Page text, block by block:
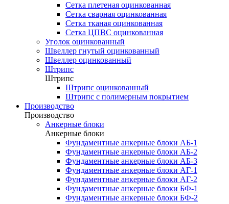
Сетка плетеная оцинкованная
Сетка сварная оцинкованная
Сетка тканая оцинкованная
Сетка ЦПВС оцинкованная
Уголок оцинкованный
Швеллер гнутый оцинкованный
Швеллер оцинкованный
Штрипс
Штрипс
Штрипс оцинкованный
Штрипс с полимерным покрытием
Производство
Производство
Анкерные блоки
Анкерные блоки
Фундаментные анкерные блоки АБ-1
Фундаментные анкерные блоки АБ-2
Фундаментные анкерные блоки АБ-3
Фундаментные анкерные блоки АГ-1
Фундаментные анкерные блоки АГ-2
Фундаментные анкерные блоки БФ-1
Фундаментные анкерные блоки БФ-2